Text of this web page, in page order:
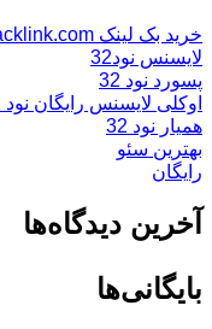
خرید بک لینک behtarinbacklink.com
لایسنس نود32
پسورد نود 32
اوکلی لایسنس رایگان نود 32
همیار نود 32
بهترین سئو
رایگان
آخرین دیدگاه‌ها
بایگانی‌ها